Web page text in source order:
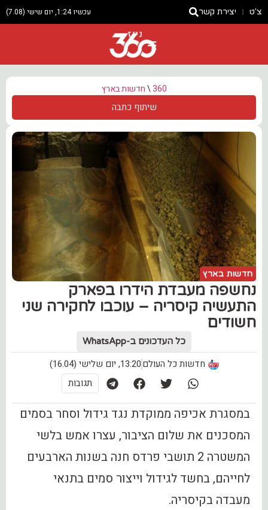
צ'ט יצירת קשר עכשיו 1:24, יום שישי (7.08)
ניוז
360
\חדשות בארץ
שיתוף כתבה
חדשות בארץ
נחשפה מעבדת הידרו בפארק
התעשיה קיסריה – עוכבו לחקירה שני
חשודים
כל העדכונים ב-WhatsApp
חדשות כל העולם13:20, יום שלישי (16.04)
תגובות
במסגרת אכיפה ממוקדת נגד גידול וסחר בסמים
המסכנים את שלום הציבור, עצרו אמש בלשי
המשטרה 2 תושבי פרדס חנה בשנות הארבעים
לחייהם, בחשד לגידול וייצור סמים בתנאי
מעבדה בקיסריה.